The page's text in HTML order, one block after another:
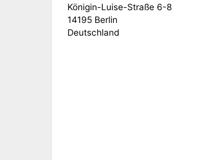
Königin-Luise-Straße 6-8
14195 Berlin
Deutschland